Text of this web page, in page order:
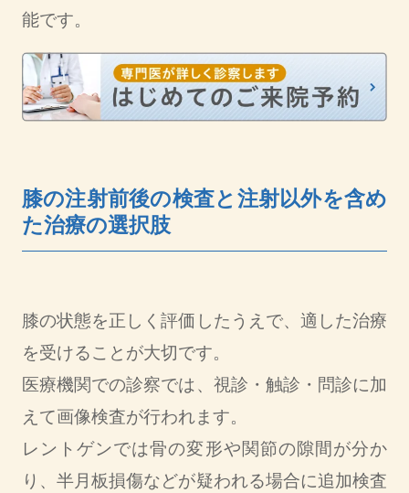
能です。
膝の注射前後の検査と注射以外を含め
た治療の選択肢
膝の状態を正しく評価したうえで、適した治療
を受けることが大切です。
医療機関での診察では、視診・触診・問診に加
えて画像検査が行われます。
レントゲンでは骨の変形や関節の隙間が分か
り、半月板損傷などが疑われる場合に追加検査